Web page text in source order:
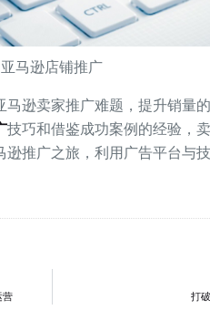
亚马逊店铺推广
马逊卖家推广难题，提升销量
技巧和借鉴成功案例的经验，
推广之旅，利用广告平台与
营 打